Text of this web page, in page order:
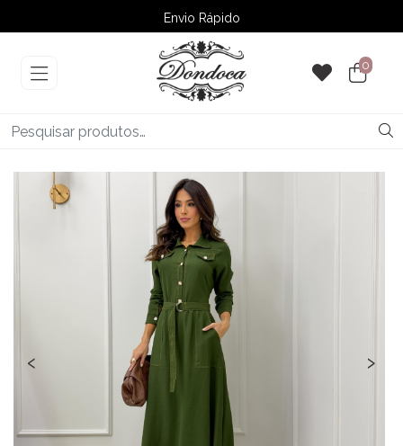
Envio Rápido
➚ Ofertas– Até 60% OFF
0
‹ ›